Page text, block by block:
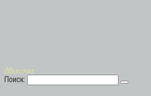
Авто-грузо
Поиск: